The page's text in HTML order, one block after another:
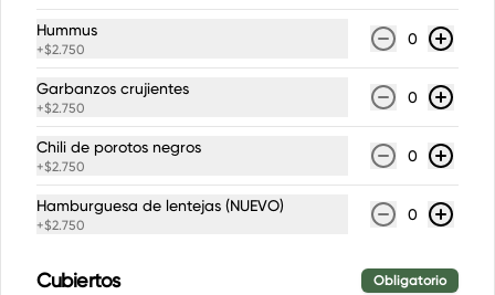
Conócenos
Términos y condiciones
Hummus
+$2.750
0
Garbanzos crujientes
+$2.750
0
Chili de porotos negros
+$2.750
0
Hamburguesa de lentejas (NUEVO)
+$2.750
0
Cubiertos Obligatorio